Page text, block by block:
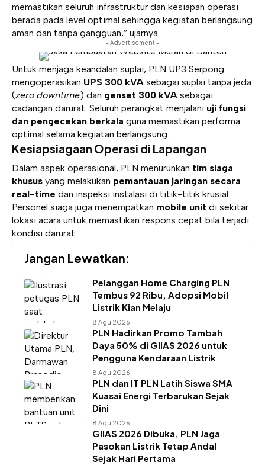
memastikan seluruh infrastruktur dan kesiapan operasi
berada pada level optimal sehingga kegiatan berlangsung
aman dan tanpa gangguan,” ujarnya.
- Advertisement -
Untuk menjaga keandalan suplai, PLN UP3 Serpong
mengoperasikan UPS 300 kVA sebagai suplai tanpa jeda
(zero downtime) dan genset 300 kVA sebagai
cadangan darurat. Seluruh perangkat menjalani uji fungsi
dan pengecekan berkala guna memastikan performa
optimal selama kegiatan berlangsung.
Kesiapsiagaan Operasi di Lapangan
Dalam aspek operasional, PLN menurunkan tim siaga
khusus yang melakukan pemantauan jaringan secara
real-time dan inspeksi instalasi di titik-titik krusial.
Personel siaga juga menempatkan mobile unit di sekitar
lokasi acara untuk memastikan respons cepat bila terjadi
kondisi darurat.
Jangan Lewatkan:
Pelanggan Home Charging PLN
Tembus 92 Ribu, Adopsi Mobil
Listrik Kian Melaju
8 Agu 2026
PLN Hadirkan Promo Tambah
Daya 50% di GIIAS 2026 untuk
Pengguna Kendaraan Listrik
8 Agu 2026
PLN dan IT PLN Latih Siswa SMA
Kuasai Energi Terbarukan Sejak
Dini
8 Agu 2026
GIIAS 2026 Dibuka, PLN Jaga
Pasokan Listrik Tetap Andal
Sejak Hari Pertama